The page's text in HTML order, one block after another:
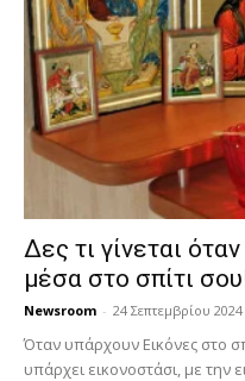
Δες τι γίνεται
μέσα στο σπίτι
Newsroom - 24 Σεπτεμβρίου 2024
Όταν υπάρχουν Εικόνες στο
υπάρχει εικονοστάσι, με την